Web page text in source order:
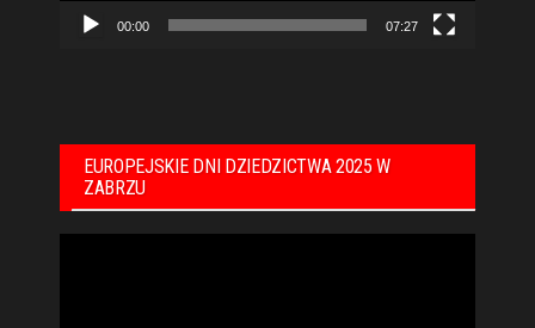
00:00 07:27
EUROPEJSKIE DNI DZIEDZICTWA 2025 W
ZABRZU